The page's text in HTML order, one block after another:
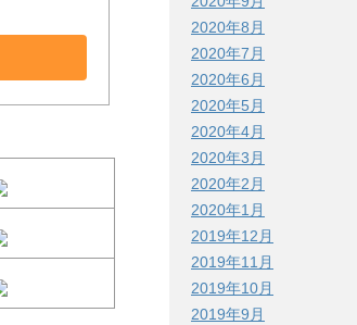
2020年8月
2020年7月
2020年6月
2020年5月
2020年4月
2020年3月
2020年2月
2020年1月
2019年12月
2019年11月
2019年10月
2019年9月